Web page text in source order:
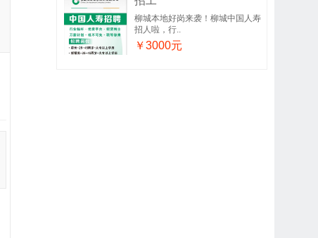
柳城本地好岗来袭！柳城中国人寿
招人啦，行..
￥3000元